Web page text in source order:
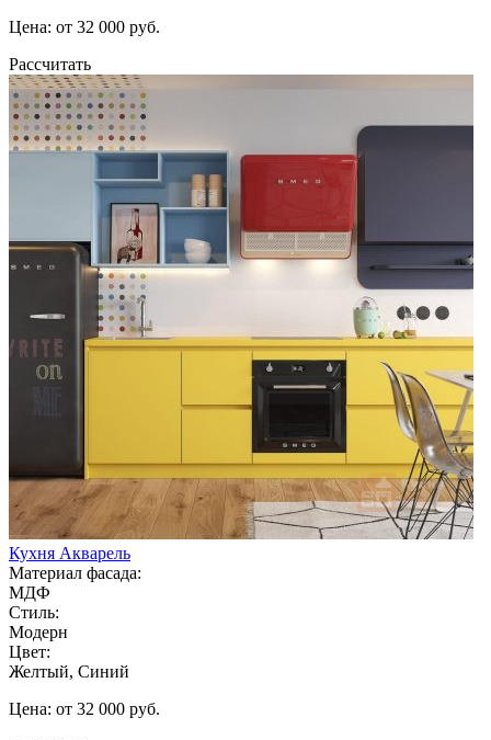
Цена: от 32 000 руб.
Рассчитать
Кухня Акварель
Материал фасада:
МДФ
Стиль:
Модерн
Цвет:
Желтый, Синий
Цена: от 32 000 руб.